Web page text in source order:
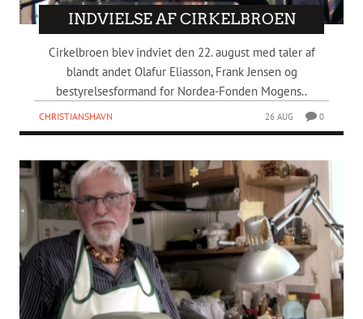
INDVIELSE AF CIRKELBROEN
Cirkelbroen blev indviet den 22. august med taler af
blandt andet Olafur Eliasson, Frank Jensen og
bestyrelsesformand for Nordea-Fonden Mogens..
CHRISTIANSHAVN 26 AUG 0